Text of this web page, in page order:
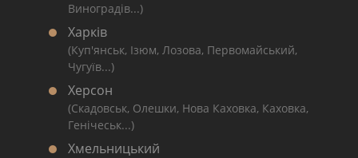
Виноградів...)
Харків
(Куп'янськ, Ізюм, Лозова, Первомайський,
Чугуїв...)
Херсон
(Скадовськ, Олешки, Нова Каховка, Каховка,
Генічеськ...)
Хмельницький